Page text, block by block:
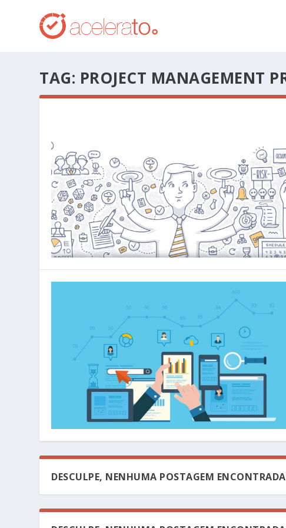
TAG: PROJECT MANAGEMENT
DESCULPE, NENHUMA POSTAGEM